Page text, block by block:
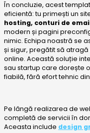
În concluzie, acest
eficientă: tu primești un
hosting, conturi de
modern și pagini
nimic. Echipa noastră se
și sigur, pregătit să
online. Această soluție
sau startup care dorește
fiabilă, fără efort tehnic
Pe lângă realizarea de
completă de servicii în
Aceasta include design